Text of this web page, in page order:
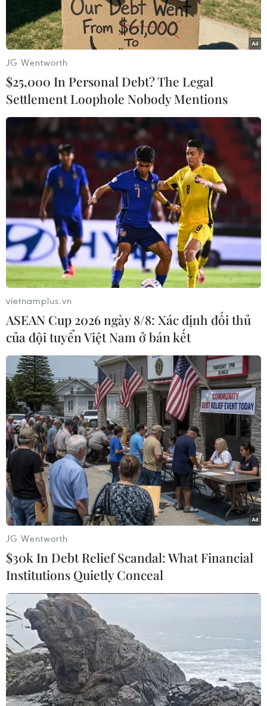
Mỗi mùa thi tốt nghiệp Trung học phổ thông đi qua, hình ảnh
quen thuộc và chạm đến cảm xúc của nhiều người nhất chính
là những bóng dáng phụ huynh đứng ngồi không yên trước
cổng trường thi. (Ảnh: Hoài Nam/Vietnam+)
Nếu bên trong phòng thi là những cuộc đấu trí căng thẳng với
đề bài, thì bên ngoài cổng trường, các phụ huynh cũng trải qua
một "cuộc chiến" tâm lý không kém phần cam go. (Ảnh: Hoài
Nam/Vietnam+)
Nhiều phụ huynh vẫn túc trực phía ngoài cổng trường, ánh mắt
đau đáu về tòa nhà lớp học với tâm trạng ngổn ngang. (Ảnh:
Hoài Nam/Vietnam+)
JG Wentworth
$25,000 In Personal Debt? The Legal
Settlement Loophole Nobody Mentions
vietnamplus.vn
ASEAN Cup 2026 ngày 8/8: Xác định đối thủ
của đội tuyển Việt Nam ở bán kết
JG Wentworth
$30k In Debt Relief Scandal: What Financial
Institutions Quietly Conceal